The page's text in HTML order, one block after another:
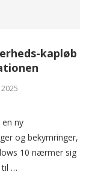
kapløb
ny
og bekymringer,
10 nærmer sig
til …